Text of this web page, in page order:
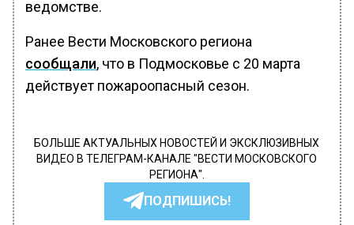
ведомстве.
Ранее Вести Московского региона
сообщали, что в Подмосковье с 20 марта
действует пожароопасный сезон.
БОЛЬШЕ АКТУАЛЬНЫХ НОВОСТЕЙ И ЭКСКЛЮЗИВНЫХ
ВИДЕО В ТЕЛЕГРАМ-КАНАЛЕ "ВЕСТИ МОСКОВСКОГО
РЕГИОНА".
ПОДПИШИСЬ!